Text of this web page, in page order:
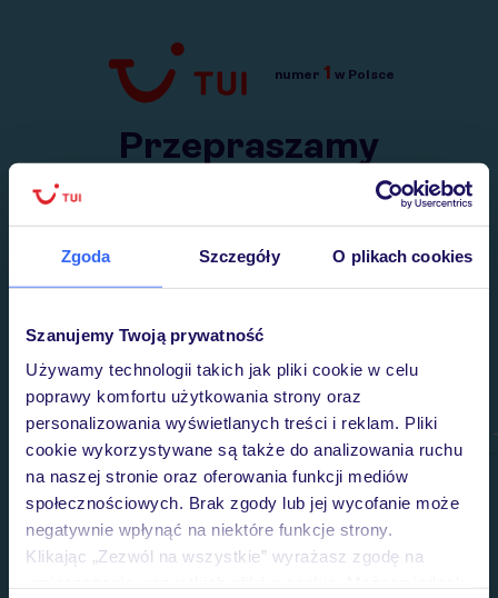
Zgoda Szczegóły O plikach cookies
Szanujemy Twoją prywatność
Używamy technologii takich jak pliki cookie w celu
poprawy komfortu użytkowania strony oraz
personalizowania wyświetlanych treści i reklam. Pliki
cookie wykorzystywane są także do analizowania ruchu
na naszej stronie oraz oferowania funkcji mediów
społecznościowych. Brak zgody lub jej wycofanie może
negatywnie wpłynąć na niektóre funkcje strony.
Klikając „Zezwól na wszystkie” wyrażasz zgodę na
Przejdź do TUI.pl
numer 1 w Polsce
Przepraszamy
Wysłaliśmy nasz serwis na krótkie wakacje.